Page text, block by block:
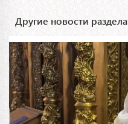
Другие новости раздела